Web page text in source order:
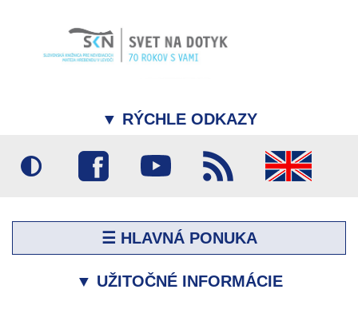
▼ RÝCHLE ODKAZY
☰ HLAVNÁ PONUKA
▼ UŽITOČNÉ INFORMÁCIE